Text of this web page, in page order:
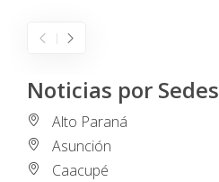
Noticias por Sedes
Alto Paraná
Asunción
Caacupé